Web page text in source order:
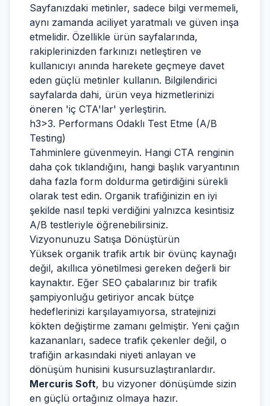
Sayfanızdaki metinler, sadece bilgi vermemeli,
aynı zamanda aciliyet yaratmalı ve güven inşa
etmelidir. Özellikle ürün sayfalarında,
rakiplerinizden farkınızı netleştiren ve
kullanıcıyı anında harekete geçmeye davet
eden güçlü metinler kullanın. Bilgilendirici
sayfalarda dahi, ürün veya hizmetlerinizi
öneren 'iç CTA'lar' yerleştirin.
h3>3. Performans Odaklı Test Etme (A/B
Testing)
Tahminlere güvenmeyin. Hangi CTA renginin
daha çok tıklandığını, hangi başlık varyantının
daha fazla form doldurma getirdiğini sürekli
olarak test edin. Organik trafiğinizin en iyi
şekilde nasıl tepki verdiğini yalnızca kesintisiz
A/B testleriyle öğrenebilirsiniz.
Vizyonunuzu Satışa Dönüştürün
Yüksek organik trafik artık bir övünç kaynağı
değil, akıllıca yönetilmesi gereken değerli bir
kaynaktır. Eğer SEO çabalarınız bir trafik
şampiyonluğu getiriyor ancak bütçe
hedeflerinizi karşılayamıyorsa, stratejinizi
kökten değiştirme zamanı gelmiştir. Yeni çağın
kazananları, sadece trafik çekenler değil, o
trafiğin arkasındaki niyeti anlayan ve
dönüşüm hunisini kusursuzlaştıranlardır.
Mercuris Soft, bu vizyoner dönüşümde sizin
en güçlü ortağınız olmaya hazır.